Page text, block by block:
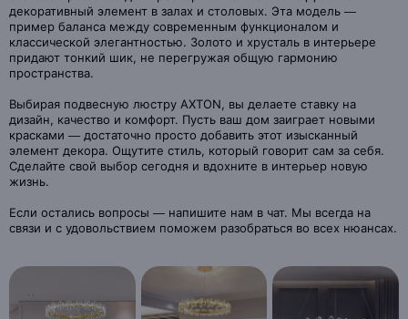
декоративный элемент в залах и столовых. Эта модель —
пример баланса между современным функционалом и
классической элегантностью. Золото и хрусталь в интерьере
придают тонкий шик, не перегружая общую гармонию
пространства.
Выбирая подвесную люстру AXTON, вы делаете ставку на
дизайн, качество и комфорт. Пусть ваш дом заиграет новыми
красками — достаточно просто добавить этот изысканный
элемент декора. Ощутите стиль, который говорит сам за себя.
Сделайте свой выбор сегодня и вдохните в интерьер новую
жизнь.
Если остались вопросы — напишите нам в чат. Мы всегда на
связи и с удовольствием поможем разобраться во всех нюансах.